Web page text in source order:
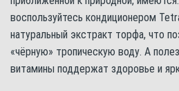
воспользуйтесь кондиционером
натуральный экстракт торфа, что
«чёрную» тропическую воду. А
витамины поддержат здоровье и